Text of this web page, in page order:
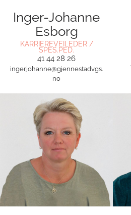
Inger-Johanne
Esborg
KARRIEREVEILEDER /
SPES.PED.
41 44 28 26
ingerjohanne@gjennestadvgs.
no